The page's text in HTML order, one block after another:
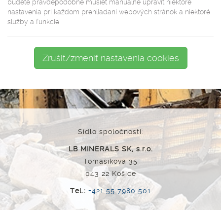
budete pravdepodobne musieť manuálne upraviť niektoré
nastavenia pri každom prehliadaní webových stránok a niektoré
služby a funkcie
Zrušiť/zmeniť nastavenia cookies
Sídlo spoločnosti:
LB MINERALS SK, s.r.o.
Tomášikova 35
043 22 Košice
Tel.: +421 55 7980 501